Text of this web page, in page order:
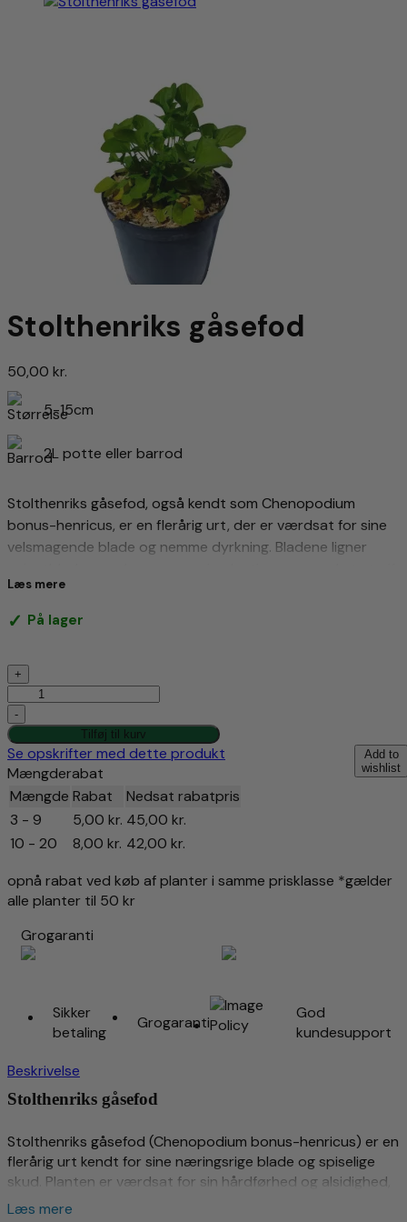
Stolthenriks gåsefod
50,00 kr.
5-15cm
2L potte eller barrod
Stolthenriks gåsefod, også kendt som Chenopodium
bonus-henricus, er en flerårig urt, der er værdsat for sine
velsmagende blade og nemme dyrkning. Bladene ligner
af citrus. De kan spises rå i salater, dampes, sauteres eller
bruges i bagværk. Stolthenriks gåsefod er en god kilde til
frøene kan spises som Qinoa
Læs mere
På lager
+
gåsefod
-
Tilføj til kurv
Add to
wishlist
Se opskrifter med dette produkt
Mængderabat
Mængde Rabat
Nedsat rabatpris
3 - 9
5,00 kr. 45,00 kr.
10 - 20
8,00 kr. 42,00 kr.
opnå rabat ved køb af planter i samme prisklasse *gælder
alle planter til 50 kr
Grogaranti
Sikker
betaling
Grogaranti
God
kundesupport
Beskrivelse
Stolthenriks gåsefod
Stolthenriks gåsefod (Chenopodium bonus-henricus) er en
flerårig urt kendt for sine næringsrige blade og spiselige
skud. Planten er værdsat for sin hårdførhed og alsidighed,
hvilket gør den til en fremragende tilføjelse til enhver
Læs mere